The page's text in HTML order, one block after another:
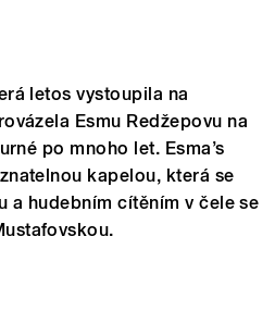
letos vystoupila na
Esmu Redžepovu na
po mnoho let. Esma’s
kapelou, která se
a hudebním cítěním v čele se